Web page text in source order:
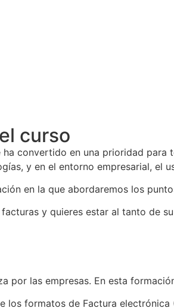
curso
convertido en una prioridad para
y en el entorno empresarial, el
en la que abordaremos los
facturas y quieres estar al tanto de
por las empresas. En esta
los formatos de Factura